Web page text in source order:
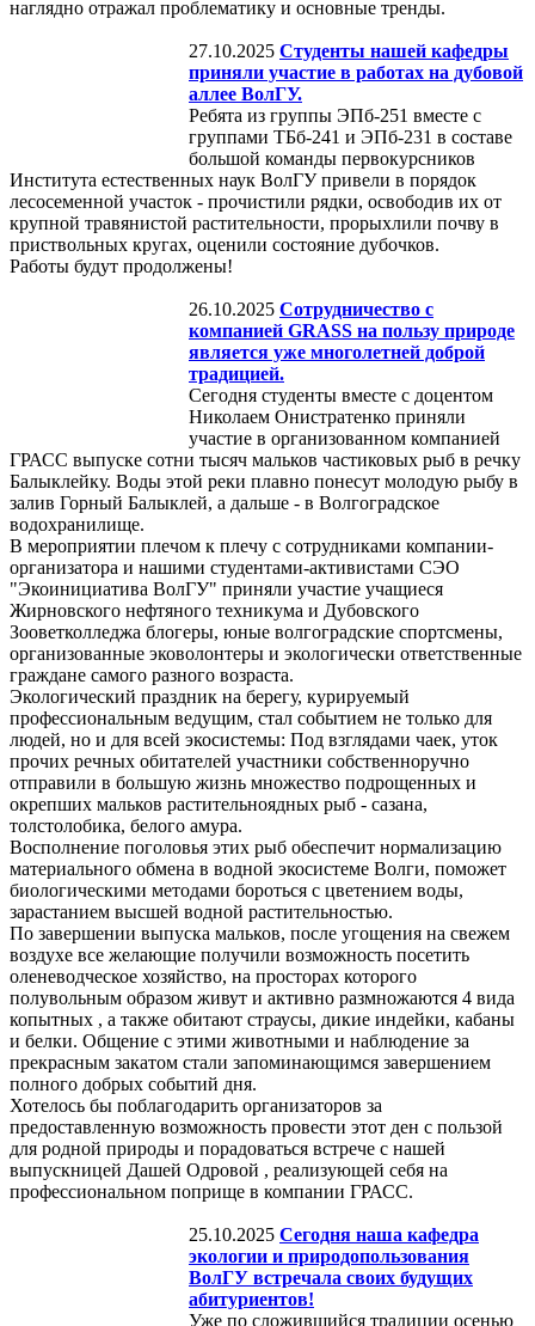
наглядно отражал проблематику и основные тренды.
27.10.2025 Студенты нашей кафедры
приняли участие в работах на дубовой
аллее ВолГУ.
Ребята из группы ЭПб-251 вместе с
группами ТБб-241 и ЭПб-231 в составе
большой команды первокурсников
Института естественных наук ВолГУ привели в порядок
лесосеменной участок - прочистили рядки, освободив их от
крупной травянистой растительности, прорыхлили почву в
приствольных кругах, оценили состояние дубочков.
Работы будут продолжены!
26.10.2025 Сотрудничество с
компанией GRASS на пользу природе
является уже многолетней доброй
традицией.
Сегодня студенты вместе с доцентом
Николаем Онистратенко приняли
участие в организованном компанией
ГРАСС выпуске сотни тысяч мальков частиковых рыб в речку
Балыклейку. Воды этой реки плавно понесут молодую рыбу в
залив Горный Балыклей, а дальше - в Волгоградское
водохранилище.
В мероприятии плечом к плечу с сотрудниками компании-
организатора и нашими студентами-активистами СЭО
"Экоинициатива ВолГУ" приняли участие учащиеся
Жирновского нефтяного техникума и Дубовского
Зооветколледжа блогеры, юные волгоградские спортсмены,
организованные эковолонтеры и экологически ответственные
граждане самого разного возраста.
Экологический праздник на берегу, курируемый
профессиональным ведущим, стал событием не только для
людей, но и для всей экосистемы: Под взглядами чаек, уток
прочих речных обитателей участники собственноручно
отправили в большую жизнь множество подрощенных и
окрепших мальков растительноядных рыб - сазана,
толстолобика, белого амура.
Восполнение поголовья этих рыб обеспечит нормализацию
материального обмена в водной экосистеме Волги, поможет
биологическими методами бороться с цветением воды,
зарастанием высшей водной растительностью.
По завершении выпуска мальков, после угощения на свежем
воздухе все желающие получили возможность посетить
оленеводческое хозяйство, на просторах которого
полувольным образом живут и активно размножаются 4 вида
копытных , а также обитают страусы, дикие индейки, кабаны
и белки. Общение с этими животными и наблюдение за
прекрасным закатом стали запоминающимся завершением
полного добрых событий дня.
Хотелось бы поблагодарить организаторов за
предоставленную возможность провести этот ден с пользой
для родной природы и порадоваться встрече с нашей
выпускницей Дашей Одровой , реализующей себя на
профессиональном поприще в компании ГРАСС.
25.10.2025 Сегодня наша кафедра
экологии и природопользования
ВолГУ встречала своих будущих
абитуриентов!
Уже по сложившийся традиции осенью